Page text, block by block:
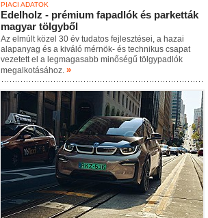
PIACI ADATOK
Edelholz - prémium fapadlók és parketták
magyar tölgyből
Az elmúlt közel 30 év tudatos fejlesztései, a hazai
alapanyag és a kiváló mérnök- és technikus csapat
vezetett el a legmagasabb minőségű tölgypadlók
megalkotásához. »